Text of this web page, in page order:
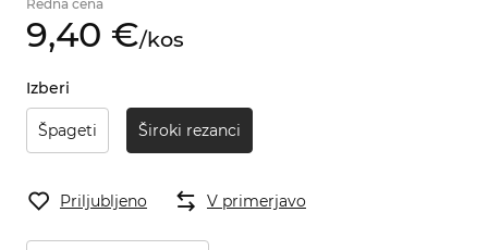
Redna cena
9,40 €/kos
Izberi
Špageti Široki rezanci
Priljubljeno V primerjavo